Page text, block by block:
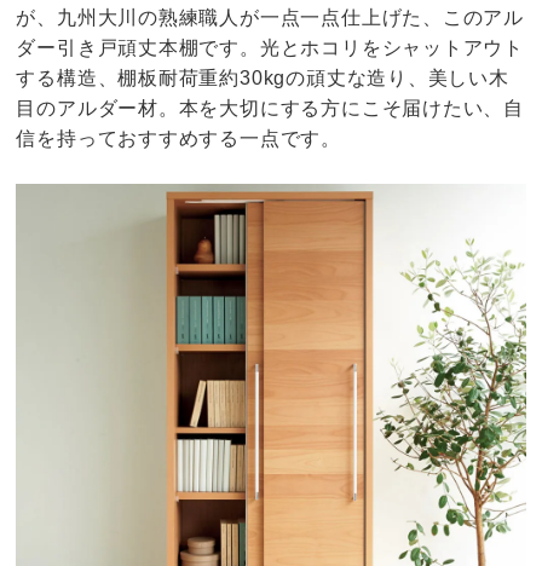
が、九州大川の熟練職人が一点一点仕上げた、このアル
ダー引き戸頑丈本棚です。光とホコリをシャットアウト
する構造、棚板耐荷重約30kgの頑丈な造り、美しい木
目のアルダー材。本を大切にする方にこそ届けたい、自
信を持っておすすめする一点です。